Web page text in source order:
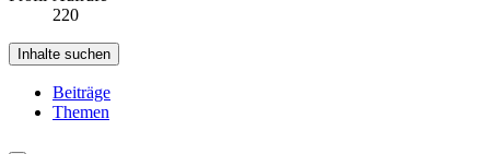
220
Inhalte suchen
Beiträge
Themen